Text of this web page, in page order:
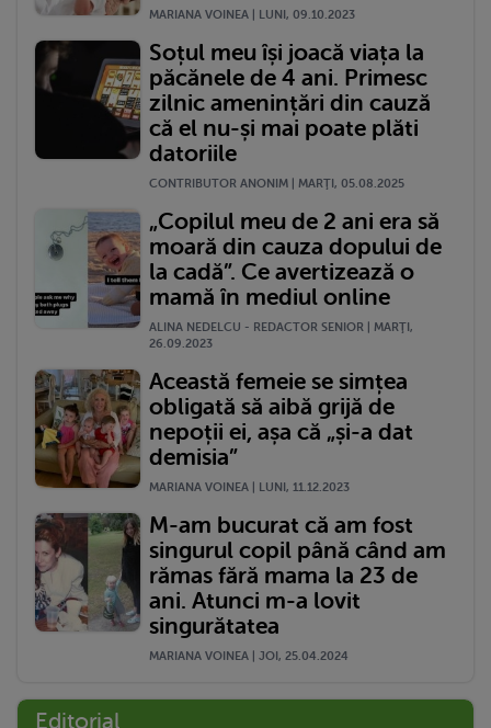
MARIANA VOINEA | LUNI, 09.10.2023
Soțul meu își joacă viața la
păcănele de 4 ani. Primesc
zilnic amenințări din cauză
că el nu-și mai poate plăti
datoriile
CONTRIBUTOR ANONIM | MARŢI, 05.08.2025
„Copilul meu de 2 ani era să
moară din cauza dopului de
la cadă”. Ce avertizează o
mamă în mediul online
ALINA NEDELCU - REDACTOR SENIOR | MARŢI,
26.09.2023
Această femeie se simțea
obligată să aibă grijă de
nepoții ei, așa că „și-a dat
demisia”
MARIANA VOINEA | LUNI, 11.12.2023
M-am bucurat că am fost
singurul copil până când am
rămas fără mama la 23 de
ani. Atunci m-a lovit
singurătatea
MARIANA VOINEA | JOI, 25.04.2024
Editorial